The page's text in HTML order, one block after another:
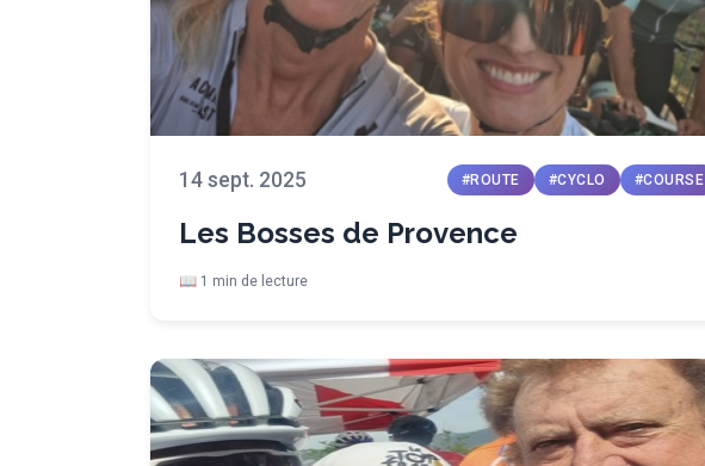
14 sept. 2025 #ROUTE #CYCLO #COURSE
Les Bosses de Provence
📖 1 min de lecture